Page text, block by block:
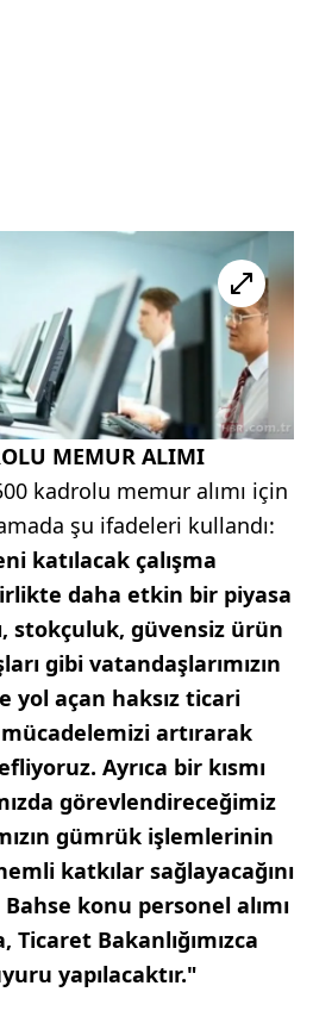
MEMUR ALIMI
kadrolu memur alımı için
şu ifadeleri kullandı:
katılacak çalışma
daha etkin bir piyasa
stokçuluk, güvensiz ürün
gibi vatandaşlarımızın
yol açan haksız ticari
artırarak
Ayrıca bir kısmı
görevlendireceğimiz
gümrük işlemlerinin
katkılar sağlayacağını
konu personel alımı
Ticaret Bakanlığımızca
yapılacaktır."